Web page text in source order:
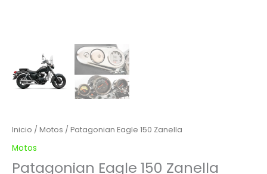
Inicio / Motos / Patagonian Eagle 150 Zanella
Motos
Patagonian Eagle 150 Zanella